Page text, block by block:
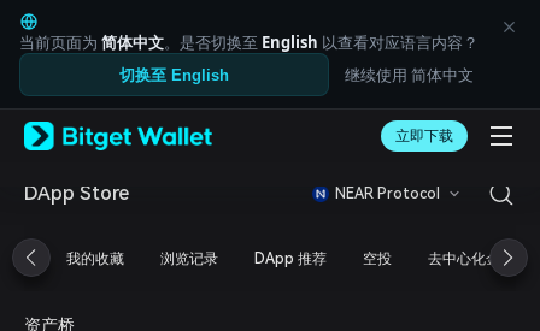
English
日本語
Tiếng Việt
Русский
Español (Latinoamérica)
Türkçe
Français
简体中文
繁體中文
Bahasa Indonesia
当前页面为 简体中文。是否切换至 English 以查看对应语言内容？
切换至 English 继续使用 简体中文
立即下载
DApp Store NEAR Protocol
我的收藏 浏览记录 DApp 推荐 空投 去中心化金融
资产桥